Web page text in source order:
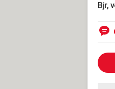
Bjr,